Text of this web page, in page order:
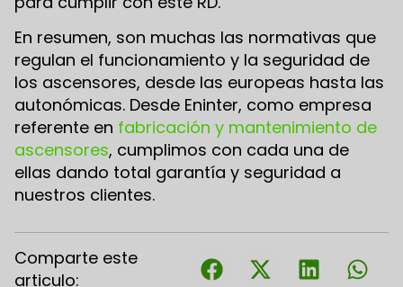
En resumen, son muchas las normativas que
regulan el funcionamiento y la seguridad de
los ascensores, desde las europeas hasta las
autonómicas. Desde Eninter, como empresa
referente en fabricación y mantenimiento de
ascensores, cumplimos con cada una de
ellas dando total garantía y seguridad a
nuestros clientes.
Comparte este
articulo: